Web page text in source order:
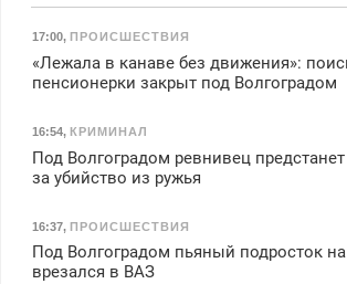
17:00, ПРОИСШЕСТВИЯ
«Лежала в канаве без движения»:
пенсионерки закрыт под Волгоградом
16:54, КРИМИНАЛ
Под Волгоградом ревнивец
за убийство из ружья
16:37, ПРОИСШЕСТВИЯ
Под Волгоградом пьяный подросток
врезался в ВАЗ